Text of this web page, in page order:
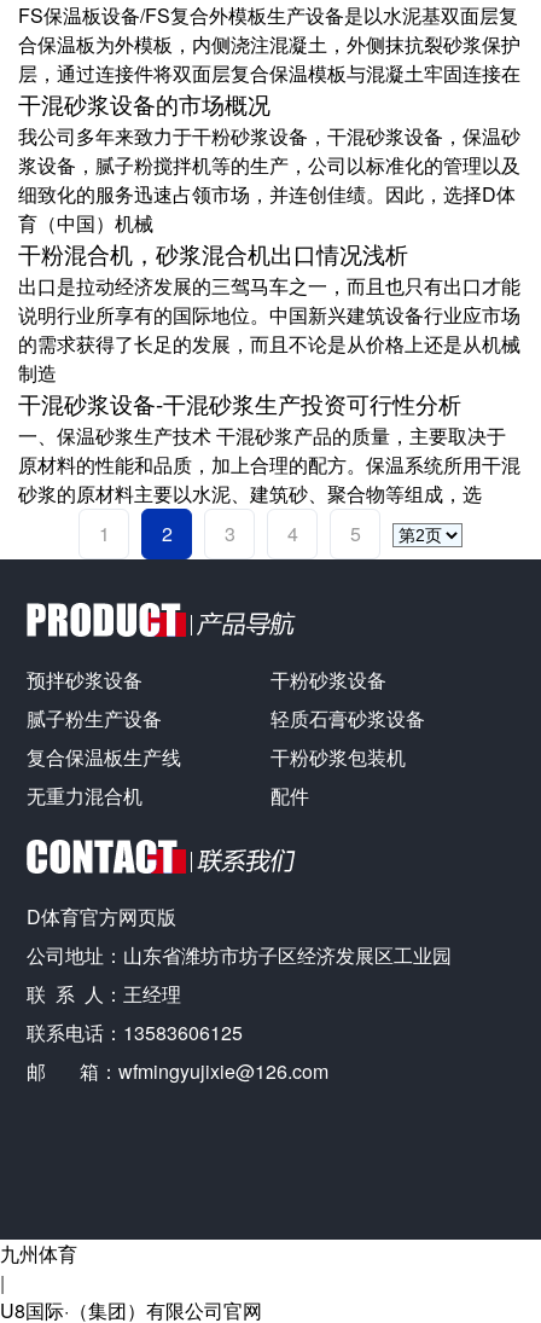
FS保温板设备/FS复合外模板生产设备是以水泥基双面层复
合保温板为外模板，内侧浇注混凝土，外侧抹抗裂砂浆保护
层，通过连接件将双面层复合保温模板与混凝土牢固连接在
干混砂浆设备的市场概况
我公司多年来致力于干粉砂浆设备，干混砂浆设备，保温砂
浆设备，腻子粉搅拌机等的生产，公司以标准化的管理以及
细致化的服务迅速占领市场，并连创佳绩。因此，选择D体
育（中国）机械
干粉混合机，砂浆混合机出口情况浅析
出口是拉动经济发展的三驾马车之一，而且也只有出口才能
说明行业所享有的国际地位。中国新兴建筑设备行业应市场
的需求获得了长足的发展，而且不论是从价格上还是从机械
制造
干混砂浆设备-干混砂浆生产投资可行性分析
一、保温砂浆生产技术 干混砂浆产品的质量，主要取决于
原材料的性能和品质，加上合理的配方。保温系统所用干混
砂浆的原材料主要以水泥、建筑砂、聚合物等组成，选
1
2 3 4 5
预拌砂浆设备
干粉砂浆设备
腻子粉生产设备
轻质石膏砂浆设备
复合保温板生产线
干粉砂浆包装机
无重力混合机
配件
D体育官方网页版
公司地址：山东省潍坊市坊子区经济发展区工业园
联 系 人：王经理
联系电话：13583606125
邮 箱：wfmingyujixie@126.com
九州体育
|
U8国际·（集团）有限公司官网